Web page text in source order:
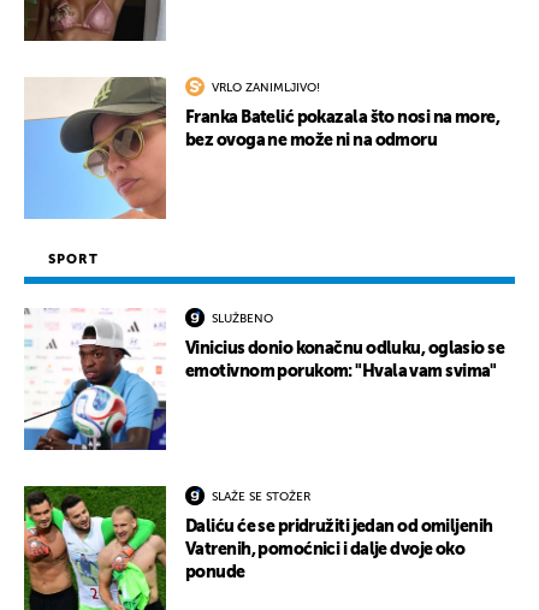
VRLO ZANIMLJIVO!
Franka Batelić pokazala što nosi na more,
bez ovoga ne može ni na odmoru
SPORT
SLUŽBENO
Vinicius donio konačnu odluku, oglasio se
emotivnom porukom: "Hvala vam svima"
SLAŽE SE STOŽER
Daliću će se pridružiti jedan od omiljenih
Vatrenih, pomoćnici i dalje dvoje oko
ponude